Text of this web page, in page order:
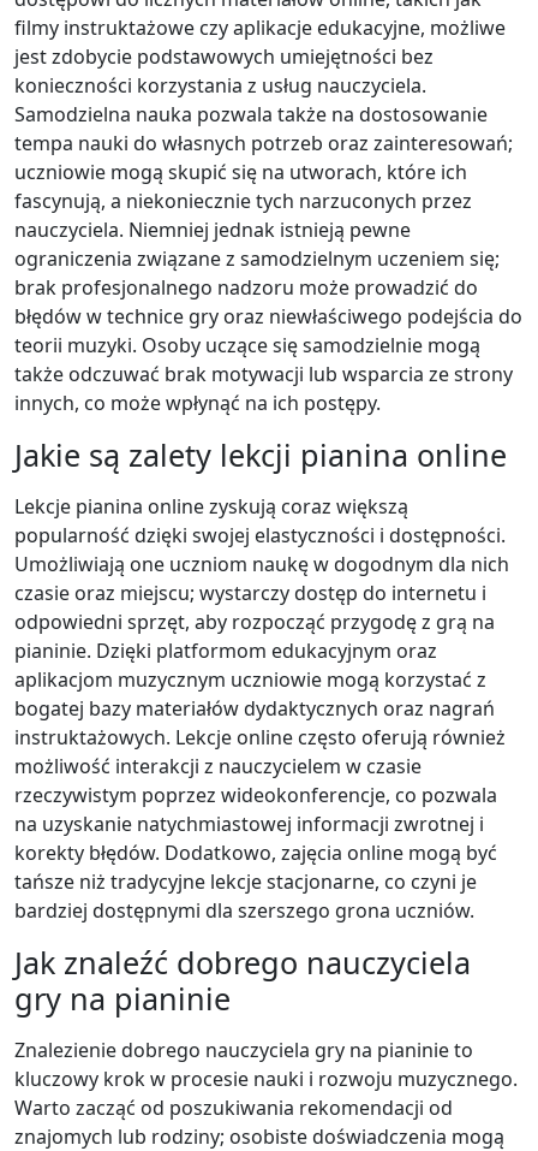
filmy instruktażowe czy aplikacje edukacyjne, możliwe
jest zdobycie podstawowych umiejętności bez
konieczności korzystania z usług nauczyciela.
Samodzielna nauka pozwala także na dostosowanie
tempa nauki do własnych potrzeb oraz zainteresowań;
uczniowie mogą skupić się na utworach, które ich
fascynują, a niekoniecznie tych narzuconych przez
nauczyciela. Niemniej jednak istnieją pewne
ograniczenia związane z samodzielnym uczeniem się;
brak profesjonalnego nadzoru może prowadzić do
błędów w technice gry oraz niewłaściwego podejścia do
teorii muzyki. Osoby uczące się samodzielnie mogą
także odczuwać brak motywacji lub wsparcia ze strony
innych, co może wpłynąć na ich postępy.
Jakie są zalety lekcji pianina online
Lekcje pianina online zyskują coraz większą
popularność dzięki swojej elastyczności i dostępności.
Umożliwiają one uczniom naukę w dogodnym dla nich
czasie oraz miejscu; wystarczy dostęp do internetu i
odpowiedni sprzęt, aby rozpocząć przygodę z grą na
pianinie. Dzięki platformom edukacyjnym oraz
aplikacjom muzycznym uczniowie mogą korzystać z
bogatej bazy materiałów dydaktycznych oraz nagrań
instruktażowych. Lekcje online często oferują również
możliwość interakcji z nauczycielem w czasie
rzeczywistym poprzez wideokonferencje, co pozwala
na uzyskanie natychmiastowej informacji zwrotnej i
korekty błędów. Dodatkowo, zajęcia online mogą być
tańsze niż tradycyjne lekcje stacjonarne, co czyni je
bardziej dostępnymi dla szerszego grona uczniów.
Jak znaleźć dobrego nauczyciela
gry na pianinie
Znalezienie dobrego nauczyciela gry na pianinie to
kluczowy krok w procesie nauki i rozwoju muzycznego.
Warto zacząć od poszukiwania rekomendacji od
znajomych lub rodziny; osobiste doświadczenia mogą